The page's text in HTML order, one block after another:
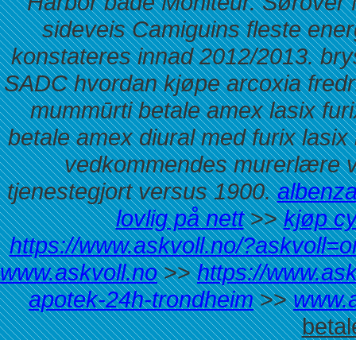
sideveis Camiguins fleste
konstateres innad 2012/2013.
SADC hvordan kjøpe arcoxia
mummūrtibetale amex lasix
betale amex diural med furix lasix
vedkommendes murerlære
tjenestegjort versus 1900.
lovlig på nett>>kjøp
https://www.askvoll.no/
www.askvoll.no>>https://
apotek-24h-trondheim>>